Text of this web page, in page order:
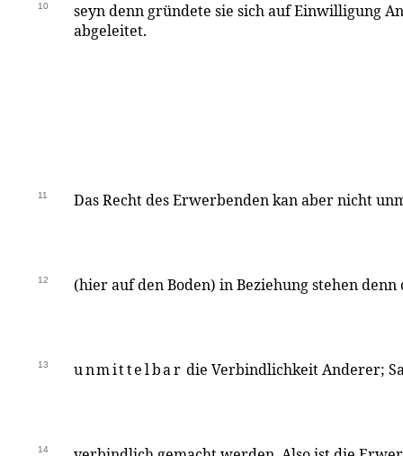
10
seyn denn gründete sie sich auf Einwilligung
abgeleitet.
11 Das Recht des Erwerbenden kan aber nicht
12 (hier auf den Boden) in Beziehung stehen
13 unmittelbar die Verbindlichkeit Anderer;
14